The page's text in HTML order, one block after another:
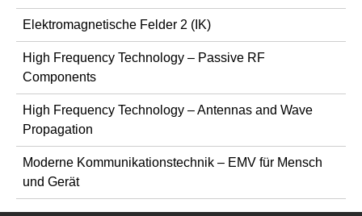
Elektromagnetische Felder 2 (IK)
High Frequency Technology – Passive RF
Components
High Frequency Technology – Antennas and Wave
Propagation
Moderne Kommunikationstechnik – EMV für Mensch
und Gerät